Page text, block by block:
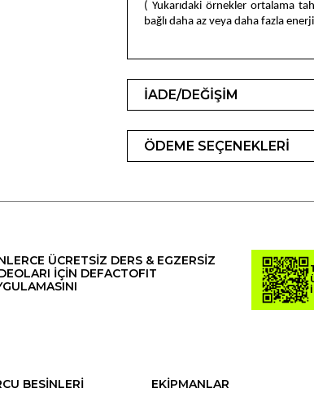
( Yukarıdaki örnekler ortalama
bağlı daha az veya daha fazla
İADE/DEĞİŞİM
ÖDEME SEÇENEKLERİ
ÜCRETSİZ DERS & EGZERSİZ
İÇİN DEFACTOFIT
BESİNLERİ
EKİPMANLAR